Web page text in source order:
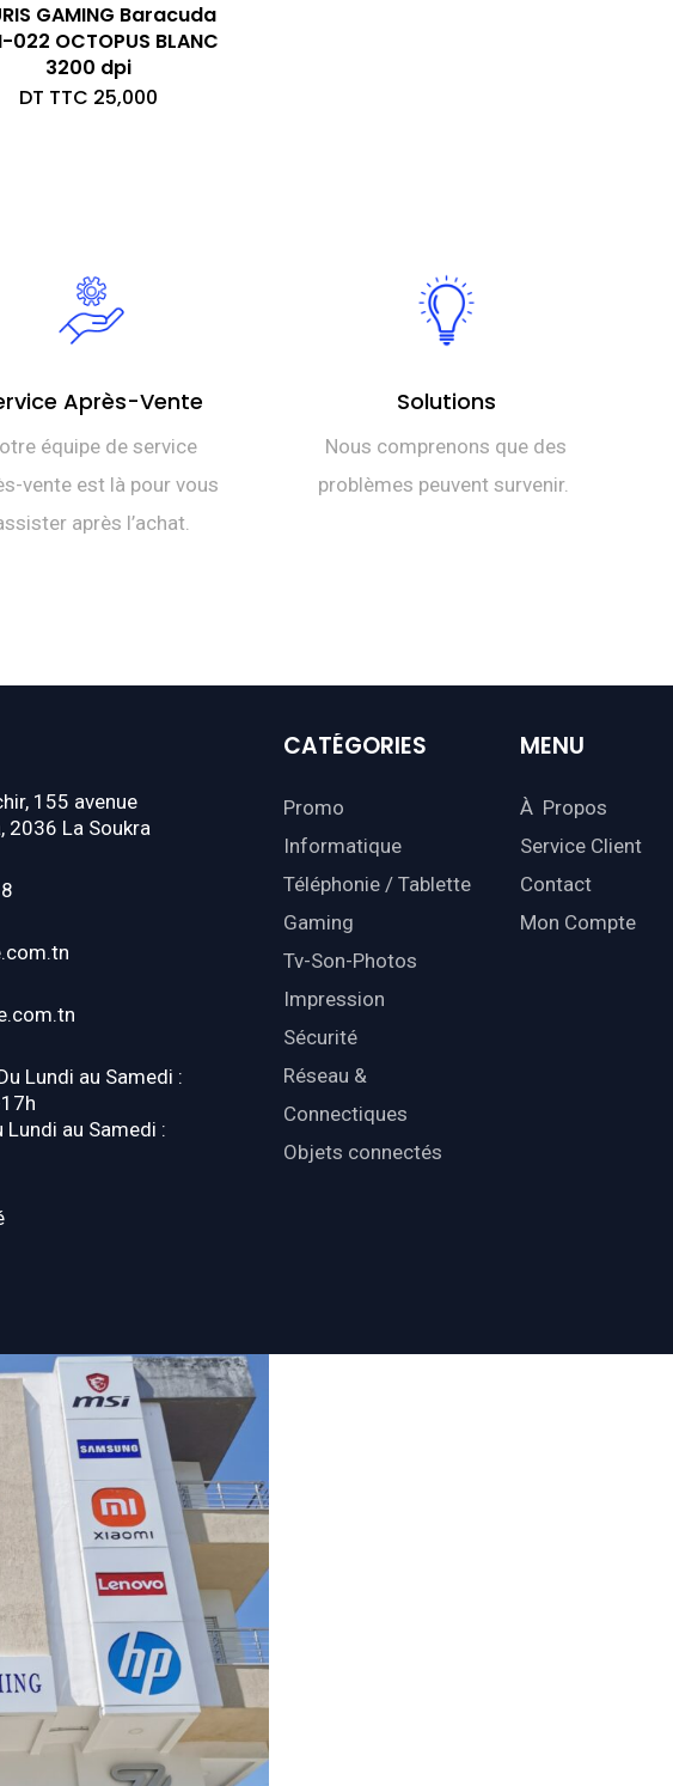
GAMING Baracuda
022 OCTOPUS BLANC
3200 dpi
DT TTC 25,000
Après-Vente
équipe de service
vente est là pour vous
après l’achat.
Solutions
Nous comprenons que des
problèmes peuvent survenir.
155 avenue
2036 La Soukra
Lundi au Samedi :
Lundi au Samedi :
CATÉGORIES
Promo
Informatique
Téléphonie / Tablette
Gaming
Tv-Son-Photos
Impression
Sécurité
Réseau &
Connectiques
Objets connectés
MENU
À Propos
Service Client
Contact
Mon Compte